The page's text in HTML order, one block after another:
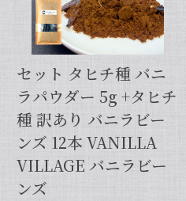
セット タヒチ種 バニ
ラパウダー 5g +タヒチ
種 訳あり バニラビー
ンズ 12本 VANILLA
VILLAGE バニラビー
ンズ